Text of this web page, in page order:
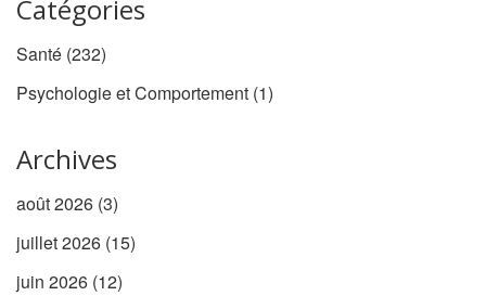
Catégories
Santé (232)
Psychologie et Comportement (1)
Archives
août 2026 (3)
juillet 2026 (15)
juin 2026 (12)